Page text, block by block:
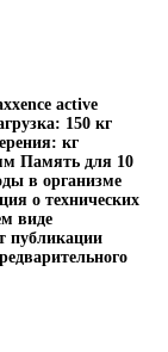
active
150 кг
кг
Память для 10
в организме
о технических
виде
публикации